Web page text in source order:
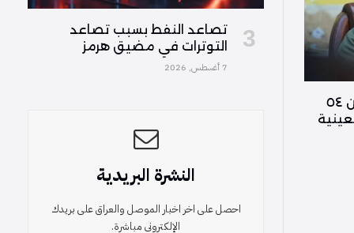
الحشد الشعبي: مشاركة أكثر من ٥٤
تصاعد النفط بسبب تصاعد
التوترات في مضيق هرمز
7 أغسطس, 2026
النشرة البريدية
احصل على اخر اخبار الموصل والعراق على بريدك
الإلكتروني مباشرة.